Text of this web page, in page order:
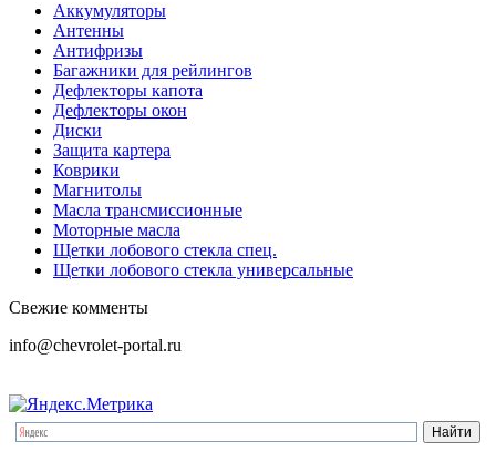
Аккумуляторы
Антенны
Антифризы
Багажники для рейлингов
Дефлекторы капота
Дефлекторы окон
Диски
Защита картера
Коврики
Магнитолы
Масла трансмиссионные
Моторные масла
Щетки лобового стекла спец.
Щетки лобового стекла универсальные
Свежие комменты
info@chevrolet-portal.ru